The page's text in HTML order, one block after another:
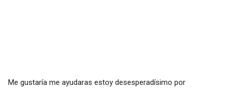
Me gustaría me ayudaras estoy desesperadísimo por